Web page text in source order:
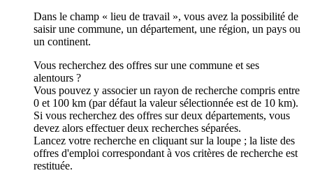
Dans le champ « lieu de travail », vous avez la possibilité de
saisir une commune, un département, une région, un pays ou
un continent.
Vous recherchez des offres sur une commune et ses
alentours ?
Vous pouvez y associer un rayon de recherche compris entre
0 et 100 km (par défaut la valeur sélectionnée est de 10 km).
Si vous recherchez des offres sur deux départements, vous
devez alors effectuer deux recherches séparées.
Lancez votre recherche en cliquant sur la loupe ; la liste des
offres d'emploi correspondant à vos critères de recherche est
restituée.